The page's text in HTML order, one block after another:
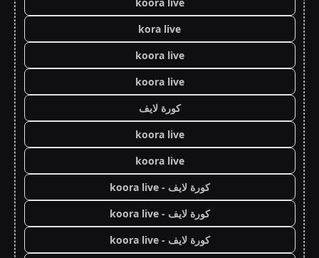
kora live
koora live
koora live
كورة لايف
koora live
koora live
كورة لايف - koora live
كورة لايف - koora live
كورة لايف - koora live